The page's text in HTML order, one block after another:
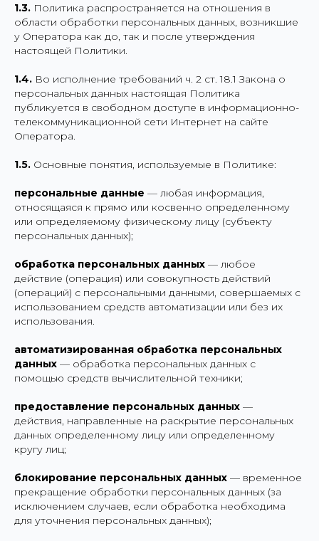
1.3. Политика распространяется на отношения в
области обработки персональных данных, возникшие
у Оператора как до, так и после утверждения
настоящей Политики.
1.4. Во исполнение требований ч. 2 ст. 18.1 Закона о
персональных данных настоящая Политика
публикуется в свободном доступе в информационно-
телекоммуникационной сети Интернет на сайте
Оператора.
1.5. Основные понятия, используемые в Политике:
персональные данные — любая информация,
относящаяся к прямо или косвенно определенному
или определяемому физическому лицу (субъекту
персональных данных);
обработка персональных данных — любое
действие (операция) или совокупность действий
(операций) с персональными данными, совершаемых с
использованием средств автоматизации или без их
использования.
автоматизированная обработка персональных
данных — обработка персональных данных с
помощью средств вычислительной техники;
предоставление персональных данных —
действия, направленные на раскрытие персональных
данных определенному лицу или определенному
кругу лиц;
блокирование персональных данных — временное
прекращение обработки персональных данных (за
исключением случаев, если обработка необходима
для уточнения персональных данных);